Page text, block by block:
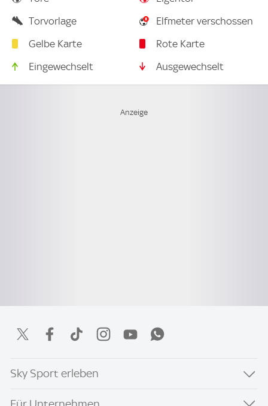
Torvorlage
Elfmeter verschossen
Gelbe Karte
Rote Karte
Eingewechselt
Ausgewechselt
Sky Sport erleben